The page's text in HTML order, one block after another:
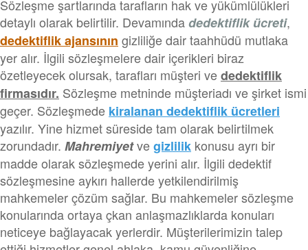
Sözleşme şartlarında tarafların hak ve yükümlülükleri
detaylı olarak belirtilir. Devamındadedektiflik ücreti,
dedektiflik ajansının gizliliğe dair taahhüdü mutlaka
yer alır. İlgili sözleşmelere dair içerikleri biraz
özetleyecek olursak, tarafları müşteri vededektiflik
firmasıdır. Sözleşme metninde müşteriadı ve şirket ismi
geçer. Sözleşmede kiralanan dedektiflik ücretleri
yazılır. Yine hizmet süreside tam olarak belirtilmek
zorundadır. Mahremiyetvegizlilik konusu ayrı bir
madde olarak sözleşmede yerini alır. İlgili dedektif
sözleşmesine aykırı hallerde yetkilendirilmiş
mahkemeler çözüm sağlar. Bu mahkemeler sözleşme
konularında ortaya çkan anlaşmazlıklarda konuları
neticeye bağlayacak yerlerdir. Müşterilerimizin talep